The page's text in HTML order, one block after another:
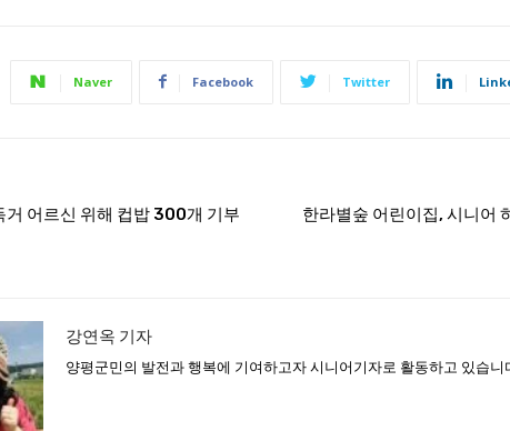
Naver Facebook Twitter
거 어르신 위해 컵밥 300개 기부
한라별숲 어린이집, 시니어
강연옥 기자
양평군민의 발전과 행복에 기여하고자 시니어기자로 활동하고 있습니